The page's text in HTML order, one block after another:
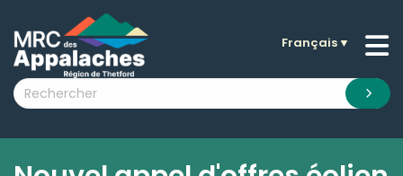
submenu (La MRC )
submenu (Citoyens )
Français▼